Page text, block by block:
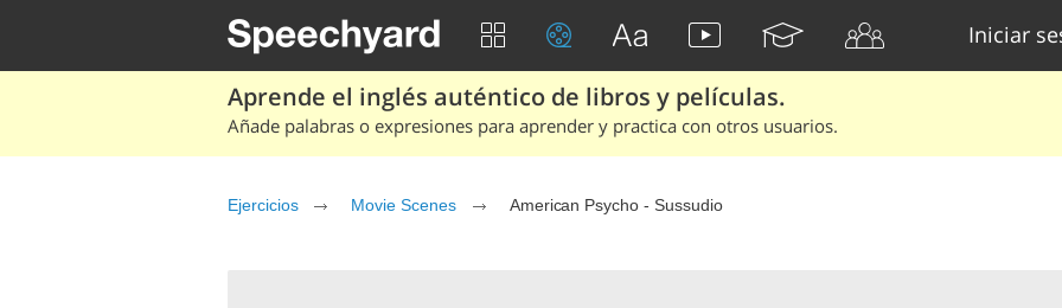
Iniciar
Aprende el inglés auténtico de libros y películas.
Añade palabras o expresiones para aprender y practica con otros usuarios.
Ejercicios Movie Scenes American Psycho - Sussudio